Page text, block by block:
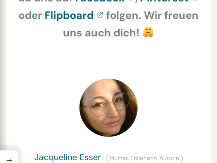
oder Flipboard
folgen. Wir freuen
uns auch dich!
Jacqueline Esser ( Mutter, Erzieherin, Autorin )
→